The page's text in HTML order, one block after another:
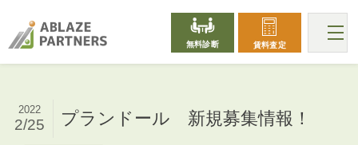
無料診断 賃料査定
プランドール 新規募集情報！
2022
2/25